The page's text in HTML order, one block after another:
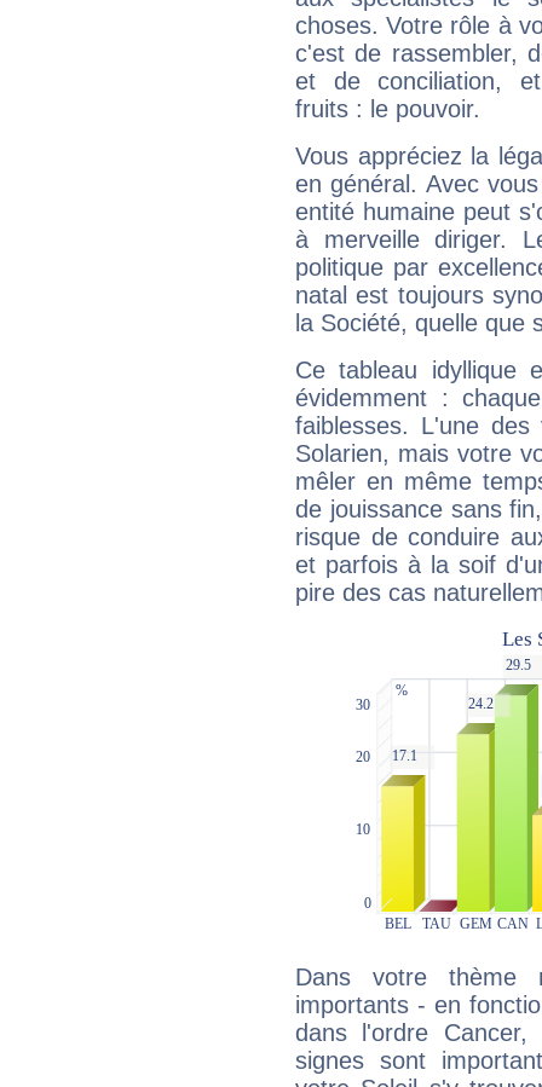
choses. Votre rôle à
c'est de rassembler,
et de conciliation,
fruits : le pouvoir.
Vous appréciez la
en général. Avec
entité humaine peut
à merveille diriger.
politique par
natal est toujours
la Société, quelle que
Ce tableau idyllique
évidemment :
faiblesses. L'une
Solarien, mais votre
mêler en même
de jouissance sans
risque de conduire
et parfois à la soif
pire des cas
Dans votre thème
importants - en
dans l'ordre
signes sont